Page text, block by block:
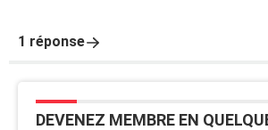
1 réponse
DEVENEZ MEMBRE EN